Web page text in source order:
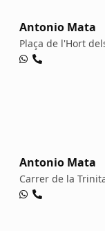
Antonio Mata
Plaça de l'Hort
Antonio Mata
Carrer de la